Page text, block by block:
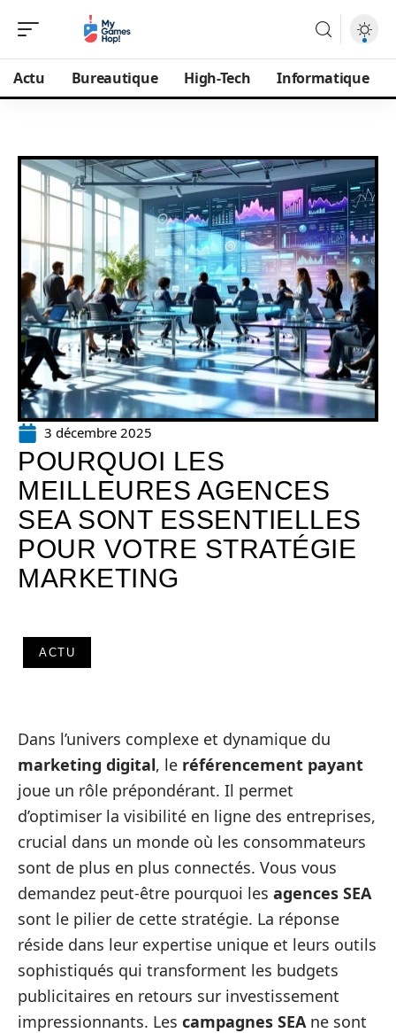
Actu Bureautique High-Tech Informatique
3 décembre 2025
POURQUOI LES
MEILLEURES AGENCES
SEA SONT ESSENTIELLES
POUR VOTRE STRATÉGIE
MARKETING
ACTU
Dans l’univers complexe et dynamique du
marketing digital, le référencement payant
joue un rôle prépondérant. Il permet
d’optimiser la visibilité en ligne des entreprises,
crucial dans un monde où les consommateurs
sont de plus en plus connectés. Vous vous
demandez peut-être pourquoi les agences SEA
sont le pilier de cette stratégie. La réponse
réside dans leur expertise unique et leurs outils
sophistiqués qui transforment les budgets
publicitaires en retours sur investissement
impressionnants. Les campagnes SEAne sont